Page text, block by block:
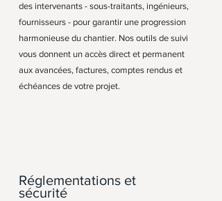
des intervenants - sous-traitants, ingénieurs,
fournisseurs - pour garantir une progression
harmonieuse du chantier. Nos outils de suivi
vous donnent un accès direct et permanent
aux avancées, factures, comptes rendus et
échéances de votre projet.
Réglementations et
sécurité